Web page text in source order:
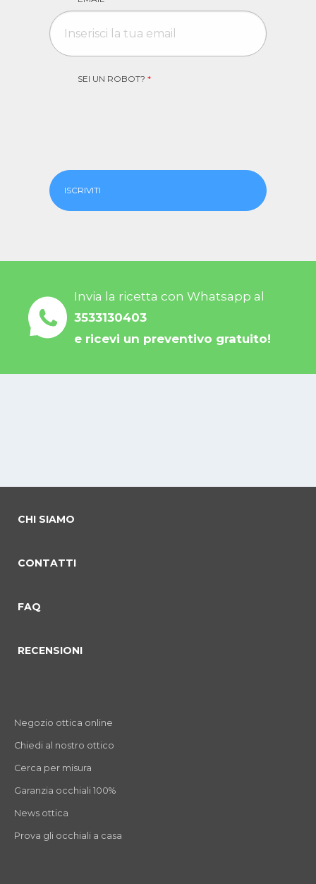
SEI UN ROBOT? *
ISCRIVITI
Invia la ricetta con Whatsapp al
3533130403
e ricevi un preventivo gratuito!
CHI SIAMO
CONTATTI
FAQ
RECENSIONI
Negozio ottica online
Chiedi al nostro ottico
Cerca per misura
Garanzia occhiali 100%
News ottica
Prova gli occhiali a casa